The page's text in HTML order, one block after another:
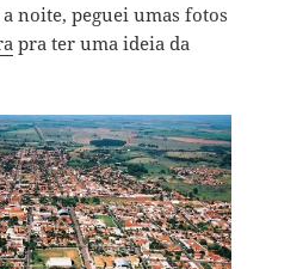
noite, peguei umas fotos
pra ter uma ideia da